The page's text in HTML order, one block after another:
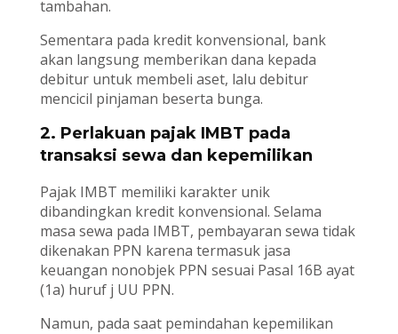
tambahan.
Sementara pada kredit konvensional, bank
akan langsung memberikan dana kepada
debitur untuk membeli aset, lalu debitur
mencicil pinjaman beserta bunga.
2. Perlakuan pajak IMBT pada
transaksi sewa dan kepemilikan
Pajak IMBT memiliki karakter unik
dibandingkan kredit konvensional. Selama
masa sewa pada IMBT, pembayaran sewa tidak
dikenakan PPN karena termasuk jasa
keuangan nonobjek PPN sesuai Pasal 16B ayat
(1a) huruf j UU PPN.
Namun, pada saat pemindahan kepemilikan